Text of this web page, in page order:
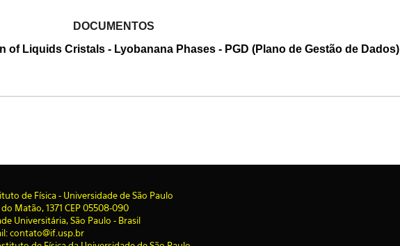
DOCUMENTOS
of Liquids Cristals- Lyobanana Phases- PGD (Plano de Gestão de Dados)
de Física - Universidade de São Paulo
do Matão, 1371 CEP 05508-090
Universitária, São Paulo - Brasil
contato@if.usp.br